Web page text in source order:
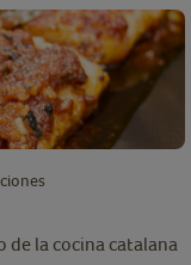
la cocina catalana